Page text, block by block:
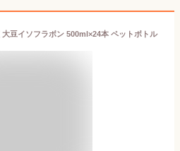
豆イソフラボン 500ml×24本 ペットボトル